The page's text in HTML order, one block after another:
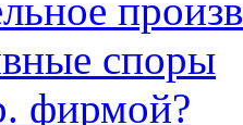
споры
фирмой?